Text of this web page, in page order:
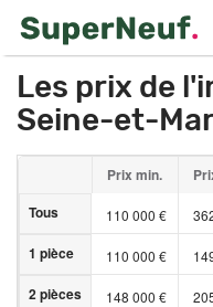
Les prix de
Seine-et-
Prix min.
Tous
110 000 €
1 pièce 110 000 €
2 pièces 148 000 €